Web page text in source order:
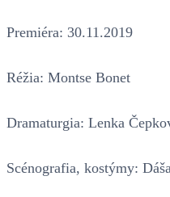
Premiéra: 30.11.2019
Réžia: Montse Bonet
Dramaturgia: Lenka
Scénografia, kostýmy: